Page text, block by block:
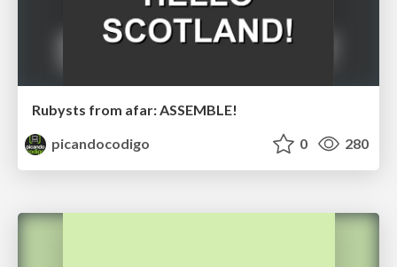
Rubysts from afar: ASSEMBLE!
picandocodigo
0 280